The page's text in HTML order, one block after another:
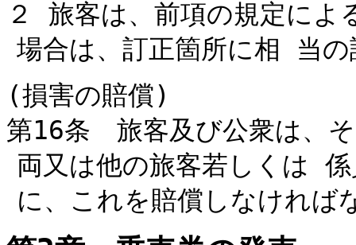
２ 旅客は、前項の規定によ
場合は、訂正箇所に相 当
(損害の賠償)
第16条 旅客及び公衆は、
両又は他の旅客若しくは
に、これを賠償しなければ